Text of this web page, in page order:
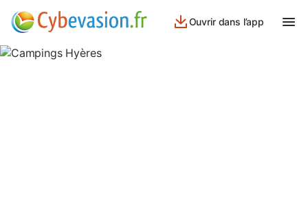
Ouvrir dans l’app